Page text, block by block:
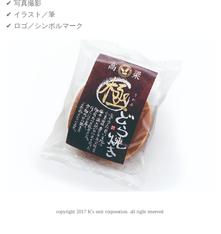
✔ 写真撮影
✔ イラスト／筆
✔ ロゴ／シンボルマーク
copyright 2017 K's unit corporation. all right reserved.